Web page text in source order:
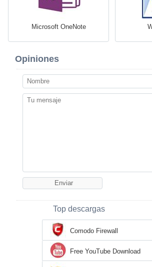
Microsoft OneNote
Opiniones
Top descargas
Comodo Firewall
Free YouTube Download